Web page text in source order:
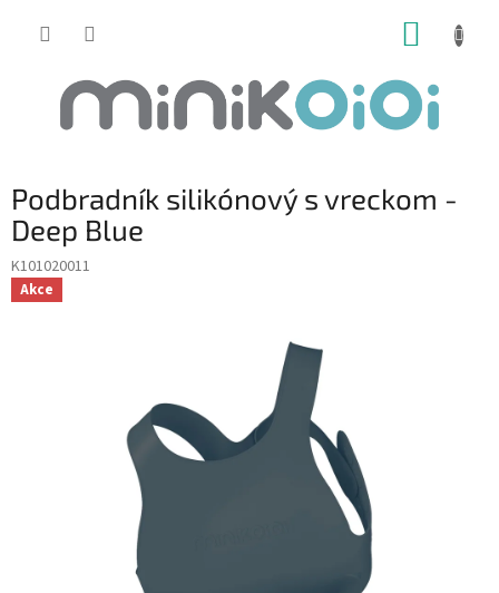
Podbradník silikónový s vreckom -
Deep Blue
K101020011
Akce